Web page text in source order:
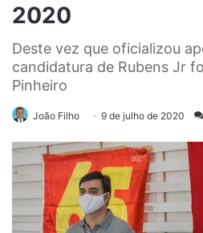
2020
Deste vez que oficializou
candidatura de Rubens Jr
Pinheiro
João Filho 9 de julho de 2020